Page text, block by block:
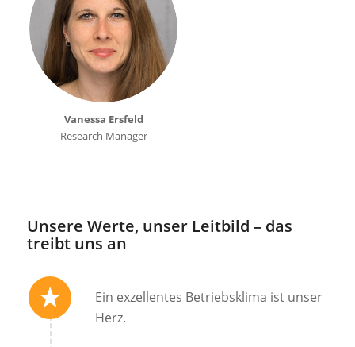
Vanessa Ersfeld
Research Manager
Unsere Werte, unser Leitbild – das
treibt uns an
Ein exzellentes Betriebsklima ist unser
Herz.